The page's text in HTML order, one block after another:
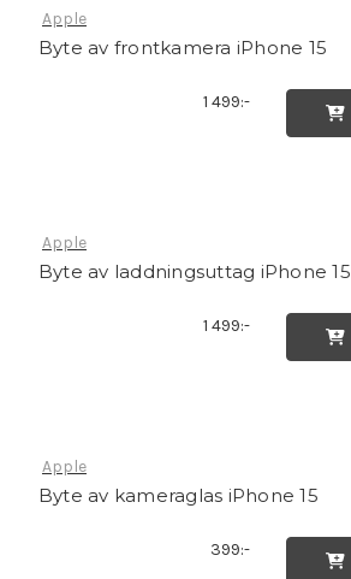
Apple
Byte av frontkamera iPhone 15
1 499:-

Apple
Byte av laddningsuttag iPhone 15
1 499:-

Apple
Byte av kameraglas iPhone 15
399:-
